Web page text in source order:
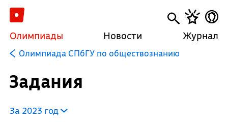
Олимпиады Новости Журнал
Олимпиада СПбГУ по обществознанию
Задания
За 2023 год